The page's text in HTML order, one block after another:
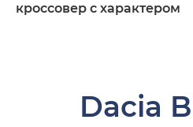
кроссовер с характером
Dacia